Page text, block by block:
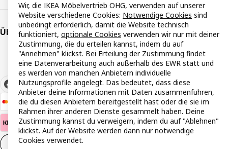
Über IKEA
Cookie-Einstellungen
Wir, die IKEA Möbelvertrieb OHG, verwenden auf unserer
Website verschiedene Cookies: Notwendige Cookies sind
unbedingt erforderlich, damit die Website technisch
funktioniert, optionale Cookies verwenden wir nur mit deiner
Zustimmung, die du erteilen kannst, indem du auf
"Annehmen" klickst. Bei Erteilung der Zustimmung findet
eine Datenverarbeitung auch außerhalb des EWR statt und
es werden von manchen Anbietern individuelle
Nutzungsprofile angelegt. Das bedeutet, dass diese
Anbieter deine Informationen mit Daten zusammenführen,
die du diesen Anbietern bereitgestellt hast oder die sie im
Rahmen ihrer anderen Dienste gesammelt haben. Deine
Zustimmung kannst du verweigern, indem du auf "Ablehnen"
klickst. Auf der Website werden dann nur notwendige
Cookies verwendet.